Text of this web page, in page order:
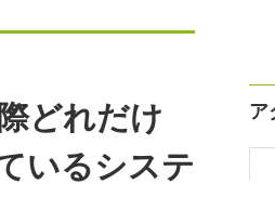
どれだけ
いるシステ
ア